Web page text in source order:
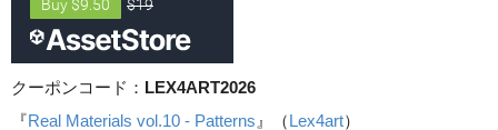
クーポンコード： LEX4ART2026
『Real Materials vol.10 - Patterns 』（Lex4art）